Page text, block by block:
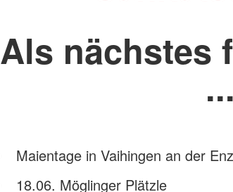
Als nächstes
...
Maientage in Vaihingen an der Enz
18.06. Möglinger Plätzle